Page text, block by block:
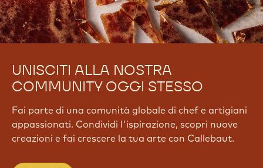
UNISCITI ALLA NOSTRA
COMMUNITY OGGI STESSO
Fai parte di una comunità globale di chef e artigiani
appassionati. Condividi l'ispirazione, scopri nuove
creazioni e fai crescere la tua arte con Callebaut.